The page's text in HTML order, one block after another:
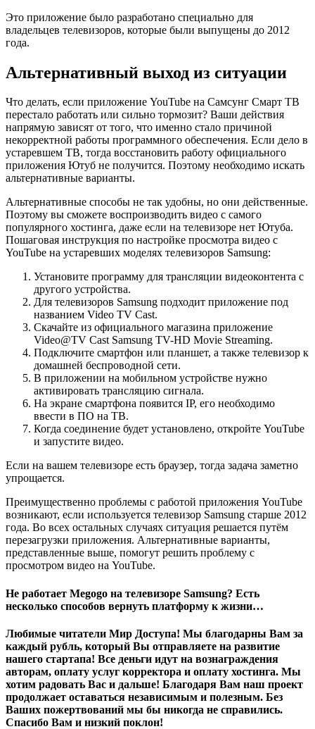
Это приложение было разработано специально для
владельцев телевизоров, которые были выпущены до 2012
года.
Альтернативный выход из ситуации
Что делать, если приложение YouTube на Самсунг Смарт ТВ
перестало работать или сильно тормозит? Ваши действия
напрямую зависят от того, что именно стало причиной
некорректной работы программного обеспечения. Если дело в
устаревшем ТВ, тогда восстановить работу официального
приложения Ютуб не получится. Поэтому необходимо искать
альтернативные варианты.
Альтернативные способы не так удобны, но они действенные.
Поэтому вы сможете воспроизводить видео с самого
популярного хостинга, даже если на телевизоре нет Ютуба.
Пошаговая инструкция по настройке просмотра видео с
YouTube на устаревших моделях телевизоров Samsung:
Установите программу для трансляции видеоконтента с
другого устройства.
Для телевизоров Samsung подходит приложение под
названием Video TV Cast.
Скачайте из официального магазина приложение
Video@TV Cast Samsung TV-HD Movie Streaming.
Подключите смартфон или планшет, а также телевизор к
домашней беспроводной сети.
В приложении на мобильном устройстве нужно
активировать трансляцию сигнала.
На экране смартфона появится IP, его необходимо
ввести в ПО на ТВ.
Когда соединение будет установлено, откройте YouTube
и запустите видео.
Если на вашем телевизоре есть браузер, тогда задача заметно
упрощается.
Преимущественно проблемы с работой приложения YouTube
возникают, если используется телевизор Samsung старше 2012
года. Во всех остальных случаях ситуация решается путём
перезагрузки приложения. Альтернативные варианты,
представленные выше, помогут решить проблему с
просмотром видео на YouTube.
Не работает Megogo на телевизоре Samsung? Есть
несколько способов вернуть платформу к жизни…
Любимые читатели Мир Доступа! Мы благодарны Вам за
каждый рубль, который Вы отправляете на развитие
нашего стартапа! Все деньги идут на вознаграждения
авторам, оплату услуг корректора и оплату хостинга. Мы
хотим радовать Вас и дальше! Благодаря Вам наш проект
продолжает оставаться независимым и полезным. Без
Ваших пожертвований мы бы никогда не справились.
Спасибо Вам и низкий поклон!